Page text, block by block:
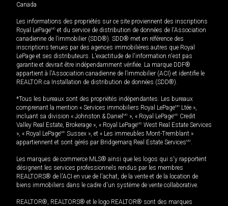
Canada
Les informations des propriétés sur ce site proviennent des inscriptions
Royal LePageMD et du service de distribution de données de l'Association
canadienne de l’immobilier (SDD®). SDD® met en référence des
inscriptions tenues par des agences immobilières autres que Royal
LePage et ses distributeurs. L'exactitude de l'information n'est pas
garantie et devrait être indépendamment vérifiée. La marque DDF®
appartient à l'Association canadienne de l’immobilier (ACI) et identifie le
REALTOR.ca Installation de distribution de données (SDD®).
*Tous les bureaux sont des propriétés indépendantes. Les bureaux
comprenant la mention « Services immobiliers Royal LePageMD Ltée »,
incluant sa division « Johnston & Daniel MD », « Royal LePageMD Credit
Valley Real Estate, Brokerage », « Royal LePageMD West Real Estate Services
», « Royal LePageMD Sussex », et « Les immeubles Mont-Tremblant »
appartiennent et sont gérés par Bridgemarq Real Estate ServicesMD.
Les marques de commerce MLS® ainsi que les logos qui s'y rapportent
désignent les services professionnels rendus par les membres
REALTORS® de l'ACI en vue de l'achat, de la vente et de la location de
biens immobiliers dans le cadre d'un système de vente collaborative.
REALTOR®, REALTORS® et le logo REALTOR® sont des marques